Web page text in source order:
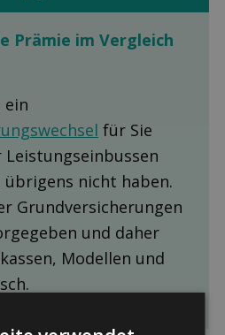
Prämie im Ver­gleich
ein
für Sie
Leistungseinbussen
übrigens nicht haben.
Grundversicherungen
und daher
Modellen und